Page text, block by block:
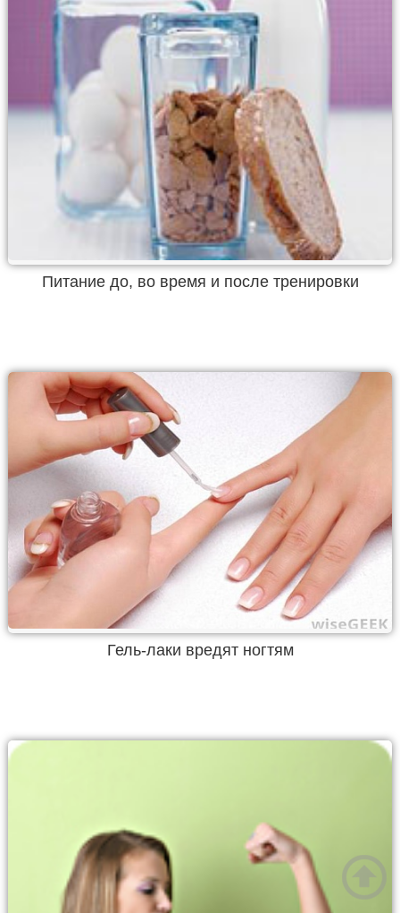
Питание до, во время и после тренировки
Гель-лаки вредят ногтям